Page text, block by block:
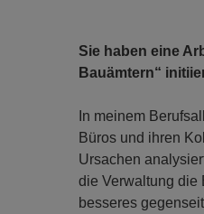
Sie haben eine
Bauämtern“
In meinem
Büros und ihren
Ursachen
die Verwaltung die
besseres